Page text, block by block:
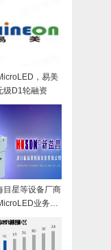
，易美
级D1轮融资
目星等设备厂商
业务近